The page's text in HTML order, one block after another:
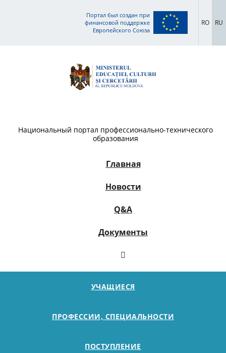
Портал был создан при
финансовой поддержке
Европейского Союза
RO RU
Национальный портал профессионально-технического
образования
Главная
Новости
Q&A
Документы
УЧАЩИЕСЯ
ПРОФЕССИИ, СПЕЦИАЛЬНОСТИ
ПОСТУПЛЕНИЕ